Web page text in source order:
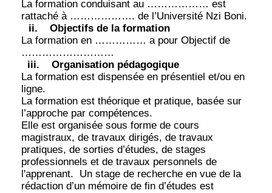
La formation conduisant au ……………… est
rattaché à ………………. de l’Université Nzi Boni.
ii.
Objectifs de la formation
La formation en …………… a pour Objectif de
………………………
iii.
Organisation pédagogique
La formation est dispensée en présentiel et/ou en
ligne.
La formation est théorique et pratique, basée sur
l’approche par compétences.
Elle est organisée sous forme de cours
magistraux, de travaux dirigés, de travaux
pratiques, de sorties d’études, de stages
professionnels et de travaux personnels de
l'apprenant.
Un stage de recherche en vue de la
rédaction d’un mémoire de fin d’études est